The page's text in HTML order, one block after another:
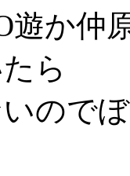
遊か仲
ら
ので